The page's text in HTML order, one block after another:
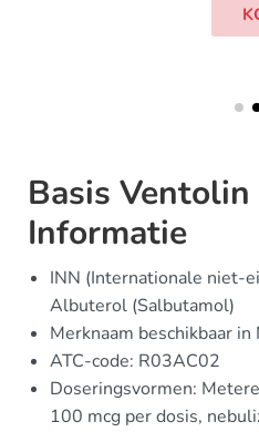
Basis
Informatie
INN (Internationale niet-
Albuterol (Salbutamol)
Merknaam beschikbaar
ATC-code: R03AC02
Doseringsvormen:
100 mcg per dosis,